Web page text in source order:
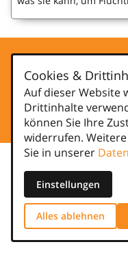
mit Geflüchteten wird
beseitigen lassen –…
Impressum
Cookies &
Auf dieser Website
Drittinhalte
können Sie Ihre
widerrufen.
Sie in unserer
Einstellungen
Alles ablehnen